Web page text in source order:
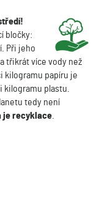
bločky:
Při jeho
třikrát více vody než
kilogramu papíru je
kilogramu plastu.
tedy není
je recyklace